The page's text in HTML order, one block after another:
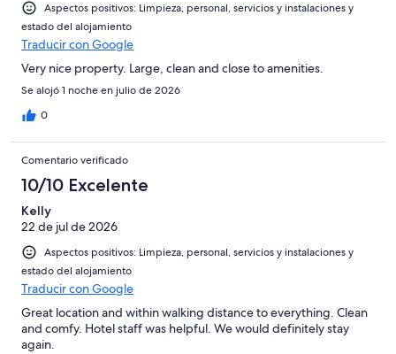
Aspectos positivos: Limpieza, personal, servicios y instalaciones y
estado del alojamiento
Traducir con Google
Very nice property. Large, clean and close to amenities.
Se alojó 1 noche en julio de 2026
0
Comentario verificado
10/10 Excelente
Kelly
22 de jul de 2026
Aspectos positivos: Limpieza, personal, servicios y instalaciones y
estado del alojamiento
Traducir con Google
Great location and within walking distance to everything. Clean
and comfy. Hotel staff was helpful. We would definitely stay
again.